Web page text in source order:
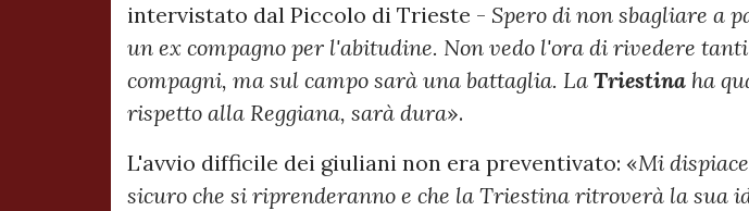
intervistato dal Piccolo di Trieste - Spero di non sbagliare a
un ex compagno per l'abitudine. Non vedo l'ora di rivedere
compagni, ma sul campo sarà una battaglia. La Triestina ha
rispetto alla Reggiana, sarà dura».
L'avvio difficile dei giuliani non era preventivato: «Mi
sicuro che si riprenderanno e che la Triestina ritroverà la sua